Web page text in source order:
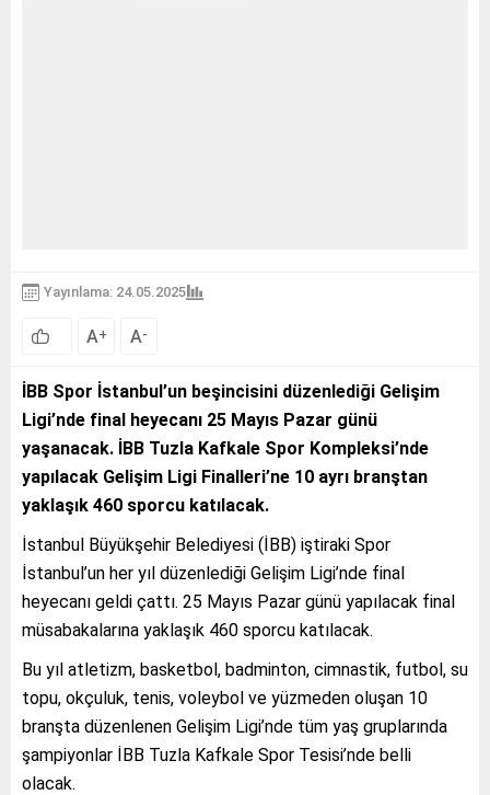
Yayınlama: 24.05.2025
A+ A-
İBB Spor İstanbul’un beşincisini düzenlediği Gelişim
Ligi’nde final heyecanı 25 Mayıs Pazar günü
yaşanacak. İBB Tuzla Kafkale Spor Kompleksi’nde
yapılacak Gelişim Ligi Finalleri’ne 10 ayrı branştan
yaklaşık 460 sporcu katılacak.
İstanbul Büyükşehir Belediyesi (İBB) iştiraki Spor
İstanbul’un her yıl düzenlediği Gelişim Ligi’nde final
heyecanı geldi çattı. 25 Mayıs Pazar günü yapılacak final
müsabakalarına yaklaşık 460 sporcu katılacak.
Bu yıl atletizm, basketbol, badminton, cimnastik, futbol, su
topu, okçuluk, tenis, voleybol ve yüzmeden oluşan 10
branşta düzenlenen Gelişim Ligi’nde tüm yaş gruplarında
şampiyonlar İBB Tuzla Kafkale Spor Tesisi’nde belli
olacak.